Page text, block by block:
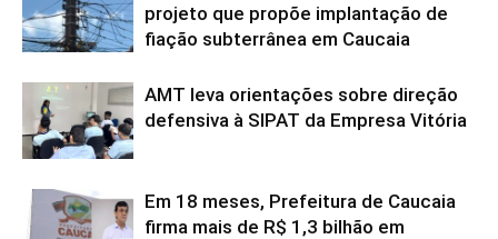
projeto que propõe implantação de
fiação subterrânea em Caucaia
AMT leva orientações sobre direção
defensiva à SIPAT da Empresa Vitória
Em 18 meses, Prefeitura de Caucaia
firma mais de R$ 1,3 bilhão em